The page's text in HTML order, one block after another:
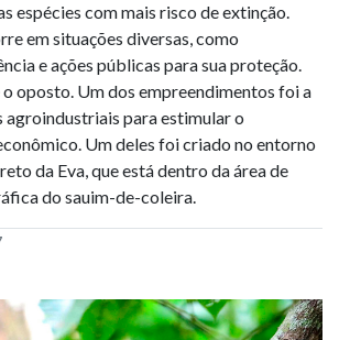
espécies com mais risco de extinção.
em situações diversas, como
e ações públicas para sua proteção.
oposto. Um dos empreendimentos foi a
agroindustriais para estimular o
Um deles foi criado no entorno
da Eva, que está dentro da área de
do sauim-de-coleira.